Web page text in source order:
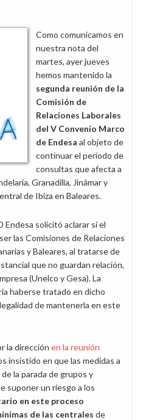
Como comunicamos en
nuestra nota del
martes, ayer jueves
hemos mantenido la
segunda reunión de la
Comisión de
Relaciones Laborales
del V Convenio Marco
de Endesa al objeto de
continuar el período de
consultas que afecta a
Granadilla, Jinámar y
de Ibiza en Baleares.
Endesa solicitó aclarar si el
las Comisiones de Relaciones
y Baleares, al tratarse de
que no guardan relación,
(Unelco y Gesa). La
haberse tratado en dicho
de mantenerla en este
la dirección en la reunión
insistido en que las medidas a
la parada de grupos y
suponer un riesgo a los
en este proceso
de las centrales de